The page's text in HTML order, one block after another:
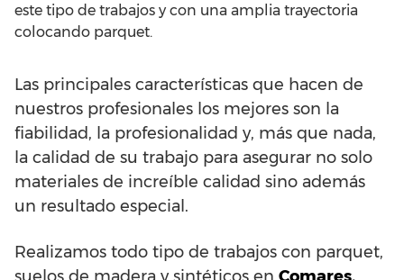
este tipo de trabajos y con una amplia trayectoria
colocando parquet.
Las principales características que hacen de
nuestros profesionales los mejores son la
fiabilidad, la profesionalidad y, más que nada,
la calidad de su trabajo para asegurar no solo
materiales de increíble calidad sino además
un resultado especial.
Realizamos todo tipo de trabajos con parquet,
suelos de madera y sintéticos en Comares.